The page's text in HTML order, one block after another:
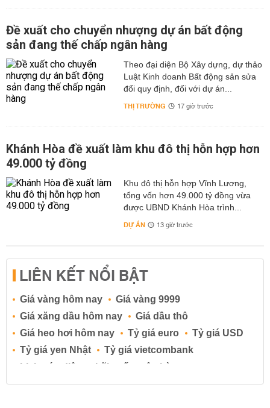
Đề xuất cho chuyển nhượng dự án bất động
sản đang thế chấp ngân hàng
Theo đại diện Bộ Xây dựng, dự thảo
Luật Kinh doanh Bất động sản sửa
đổi quy định, đối với dự án...
THỊ TRƯỜNG 17 giờ trước
Khánh Hòa đề xuất làm khu đô thị hỗn hợp hơn
49.000 tỷ đồng
Khu đô thị hỗn hợp Vĩnh Lương,
tổng vốn hơn 49.000 tỷ đồng vừa
được UBND Khánh Hòa trình...
DỰ ÁN 13 giờ trước
LIÊN KẾT NỔI BẬT
Giá vàng hôm nay
Giá vàng 9999
Giá xăng dầu hôm nay
Giá dầu thô
Giá heo hơi hôm nay
Tỷ giá euro
Tỷ giá USD
Tỷ giá yen Nhật
Tỷ giá vietcombank
Lịch cúp điện
Lãi suất ngân hàng
Lãi suất tiết kiệm
Lãi suất tiền gửi